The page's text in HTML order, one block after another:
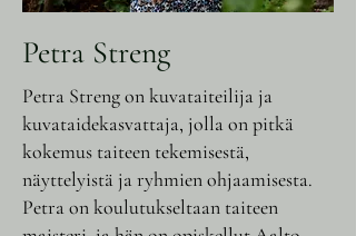
Petra Streng
Petra Streng on kuvataiteilija ja
kuvataidekasvattaja, jolla on pitkä
kokemus taiteen tekemisestä,
näyttelyistä ja ryhmien ohjaamisesta.
Petra on koulutukseltaan taiteen